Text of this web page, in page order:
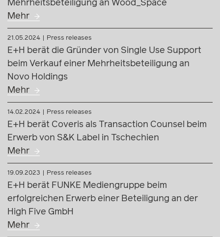
Mehrheitsbeteiligung an Wood_Space
Mehr
21.05.2024 Press releases
E+H berät die Gründer von Single Use Support
beim Verkauf einer Mehrheitsbeteiligung an
Novo Holdings
Mehr
14.02.2024 Press releases
E+H berät Coveris als Transaction Counsel beim
Erwerb von S&K Label in Tschechien
Mehr
19.09.2023 Press releases
E+H berät FUNKE Mediengruppe beim
erfolgreichen Erwerb einer Beteiligung an der
High Five GmbH
Mehr